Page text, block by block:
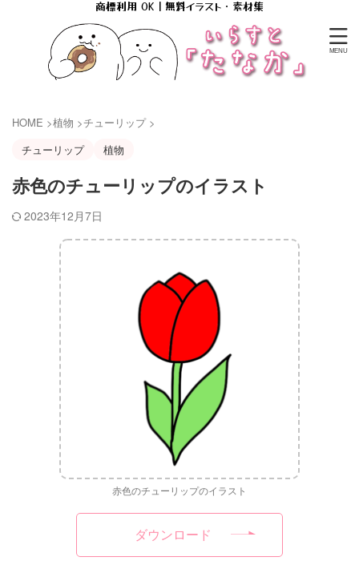
商標利用 OK｜無料イラスト・素材集
HOME >植物 >チューリップ >
チューリップ
植物
赤色のチューリップのイラスト
2023年12月7日
赤色のチューリップのイラスト
ダウンロード